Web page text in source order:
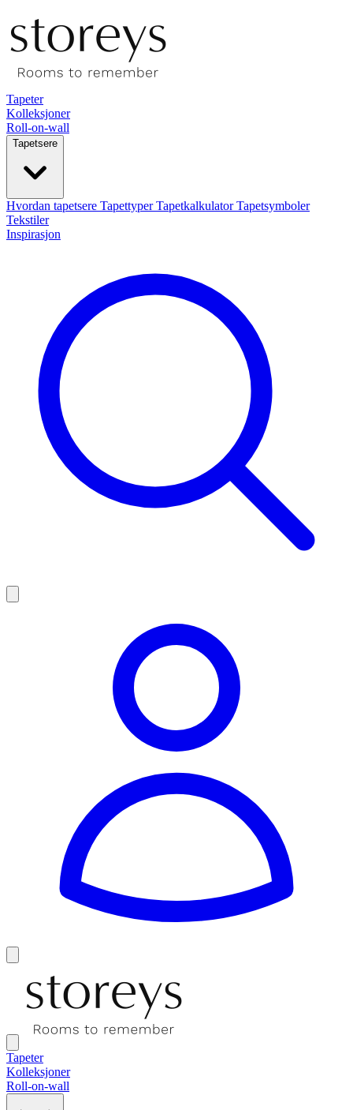
Tapeter
Kolleksjoner
Roll-on-wall
Tapetsere
Hvordan tapetsere TapettyperTapetkalkulatorTapetsymboler
Tekstiler
Inspirasjon
Tapeter
Kolleksjoner
Roll-on-wall